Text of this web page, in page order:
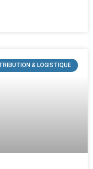
& LOGISTIQUE